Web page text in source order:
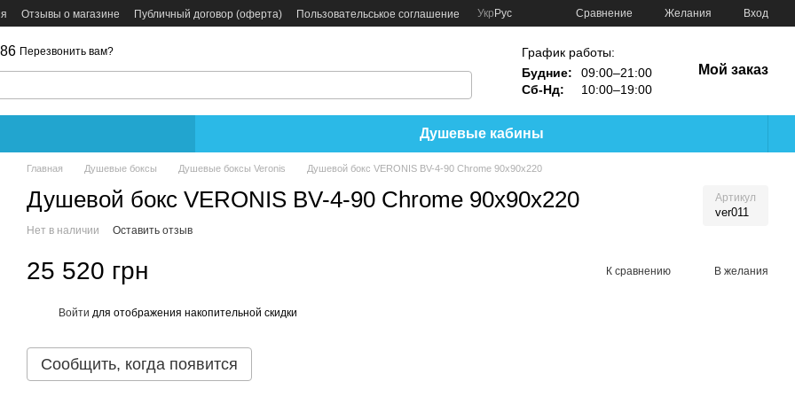
Отзывы о магазине Публичный договор (оферта) Пользовательськое соглашение Укр Рус Сравнение Желания Вход
Перезвонить вам?
График работы:
Будние:
09:00–21:00
Сб-Нд:
10:00–19:00
Мой заказ
Душевые кабины
Главная Душевые боксы Душевые боксы Veronis Душевой бокс VERONIS BV-4-90 Chrome 90х90х220
Душевой бокс VERONIS BV-4-90 Chrome 90х90х220 Артикул
ver011
Нет в наличии Оставить отзыв
25 520 грн К сравнению В желания
Войти для отображения накопительной скидки
Сообщить, когда появится